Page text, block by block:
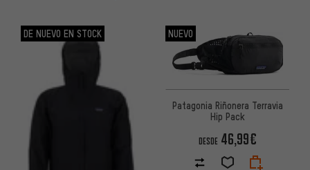
DE NUEVO EN STOCK NUEVO
Patagonia Riñonera Terravia
Hip Pack
DESDE 46,99€